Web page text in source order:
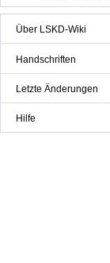
Über LSKD-Wiki
Handschriften
Letzte Änderungen
Hilfe